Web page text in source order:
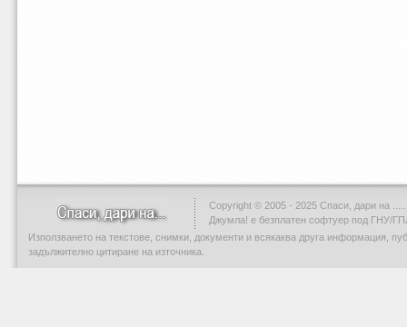
Copyright © 2005 - 2025 Спаси, дари на .....
Джумла! е безплатен софтуер под ГНУ/
Използването на текстове, снимки, документи и всякаква друга информация,
задължително цитиране на източника.